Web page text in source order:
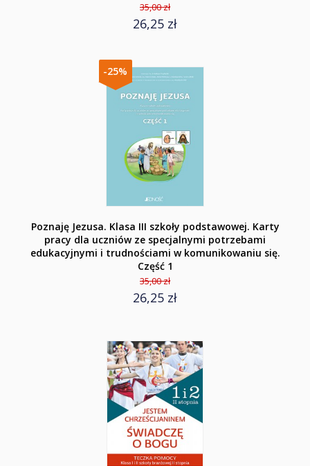
35,00 zł
26,25 zł
-25%
Poznaję Jezusa. Klasa III szkoły podstawowej. Karty
pracy dla uczniów ze specjalnymi potrzebami
edukacyjnymi i trudnościami w komunikowaniu się.
Część 1
35,00 zł
26,25 zł